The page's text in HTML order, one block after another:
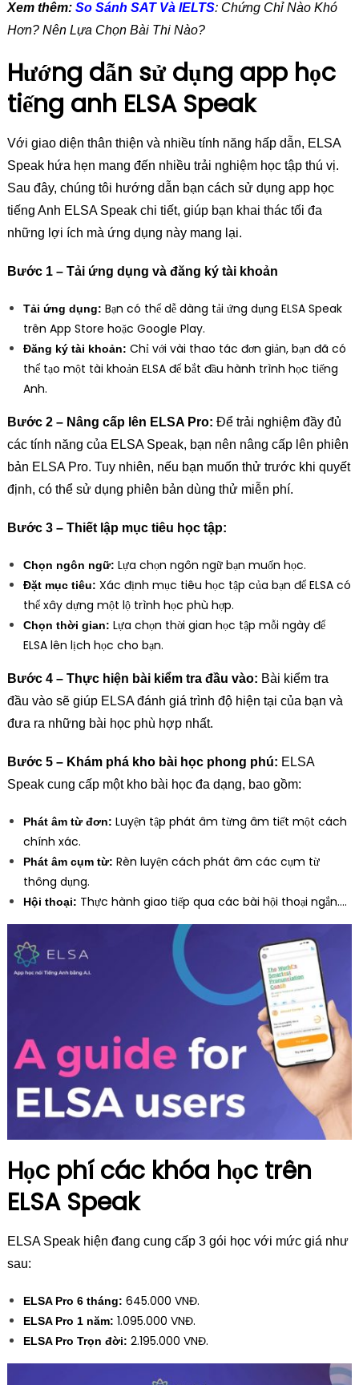
Xem thêm: So Sánh SAT Và IELTS: Chứng Chỉ Nào Khó
Hơn? Nên Lựa Chọn Bài Thi Nào?
Hướng dẫn sử dụng app học
tiếng anh ELSA Speak
Với giao diện thân thiện và nhiều tính năng hấp dẫn, ELSA
Speak hứa hẹn mang đến nhiều trải nghiệm học tập thú vị.
Sau đây, chúng tôi hướng dẫn bạn cách sử dụng app học
tiếng Anh ELSA Speak chi tiết, giúp bạn khai thác tối đa
những lợi ích mà ứng dụng này mang lại.
Bước 1 – Tải ứng dụng và đăng ký tài khoản
Tải ứng dụng: Bạn có thể dễ dàng tải ứng dụng ELSA Speak
trên App Store hoặc Google Play.
Đăng ký tài khoản: Chỉ với vài thao tác đơn giản, bạn đã có
thể tạo một tài khoản ELSA để bắt đầu hành trình học tiếng
Anh.
Bước 2 – Nâng cấp lên ELSA Pro: Để trải nghiệm đầy đủ
các tính năng của ELSA Speak, bạn nên nâng cấp lên phiên
bản ELSA Pro. Tuy nhiên, nếu bạn muốn thử trước khi quyết
định, có thể sử dụng phiên bản dùng thử miễn phí.
Bước 3 – Thiết lập mục tiêu học tập:
Chọn ngôn ngữ: Lựa chọn ngôn ngữ bạn muốn học.
Đặt mục tiêu: Xác định mục tiêu học tập của bạn để ELSA có
thể xây dựng một lộ trình học phù hợp.
Chọn thời gian: Lựa chọn thời gian học tập mỗi ngày để
ELSA lên lịch học cho bạn.
Bước 4 – Thực hiện bài kiểm tra đầu vào: Bài kiểm tra
đầu vào sẽ giúp ELSA đánh giá trình độ hiện tại của bạn và
đưa ra những bài học phù hợp nhất.
Bước 5 – Khám phá kho bài học phong phú: ELSA
Speak cung cấp một kho bài học đa dạng, bao gồm:
Phát âm từ đơn: Luyện tập phát âm từng âm tiết một cách
chính xác.
Phát âm cụm từ: Rèn luyện cách phát âm các cụm từ
thông dụng.
Hội thoại: Thực hành giao tiếp qua các bài hội thoại ngắn….
Học phí các khóa học trên
ELSA Speak
ELSA Speak hiện đang cung cấp 3 gói học với mức giá như
sau:
ELSA Pro 6 tháng: 645.000 VNĐ.
ELSA Pro 1 năm: 1.095.000 VNĐ.
ELSA Pro Trọn đời: 2.195.000 VNĐ.